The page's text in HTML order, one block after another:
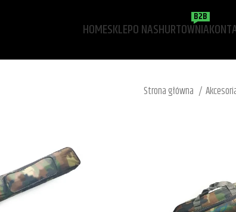
HOMESKLEPO NASHURTOWNIA
B2B
Strona główna
NIE